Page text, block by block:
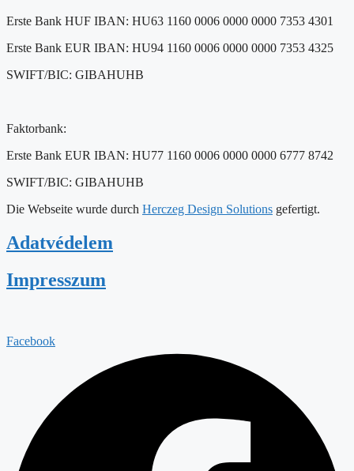
Erste Bank HUF IBAN: HU63 1160 0006 0000 0000 7353 4301
Erste Bank EUR IBAN: HU94 1160 0006 0000 0000 7353 4325
SWIFT/BIC: GIBAHUHB
Faktorbank:
Erste Bank EUR IBAN: HU77 1160 0006 0000 0000 6777 8742
SWIFT/BIC: GIBAHUHB
Die Webseite wurde durch Herczeg Design Solutions gefertigt.
Adatvédelem
Impresszum
Facebook